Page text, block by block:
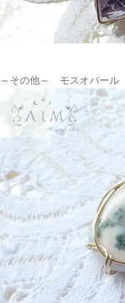
～その他～ モスオパール